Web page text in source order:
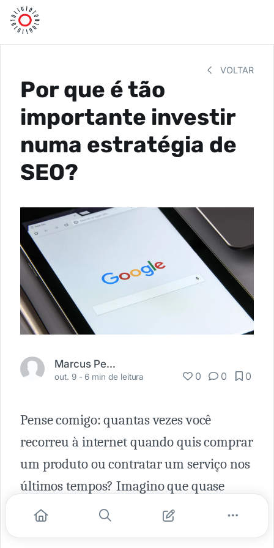
VOLTAR
Por que é tão
importante investir
numa estratégia de
SEO?
Marcus Pereira
out. 9 -6 min de leitura 0 0 0
Pense comigo: quantas vezes você
recorreu à internet quando quis comprar
um produto ou contratar um serviço nos
últimos tempos? Imagino que quase
todas, como a maioria dos brasileiros